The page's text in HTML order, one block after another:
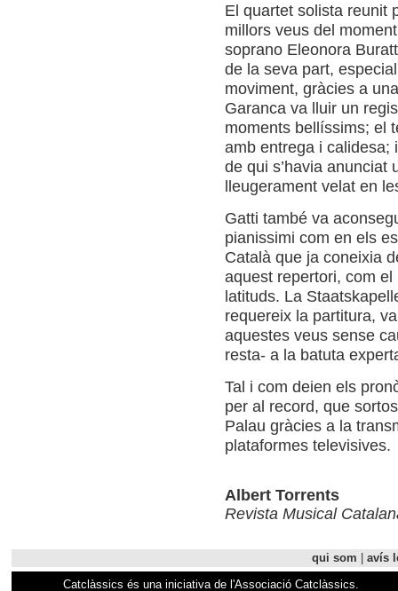
El quartet solista reunit
millors veus del
soprano Eleonora
de la seva part,
moviment, gràcies a
Garanca va lluir un
moments bellíssims; el
amb entrega i calidesa;
de qui s’havia anunciat
lleugerament velat en
Gatti també va
pianissimi com en els
Català que ja coneixia
aquest repertori, com
latituds. La
requereix la partitura,
aquestes veus sense
resta- a la batuta
Tal i com deien els
per al record, que
Palau gràcies a la
plataformes televisives.
Albert Torrents
Revista Musical
qui som
avís
Catclàssics és una iniciativa de l'Associació Catclàssics.